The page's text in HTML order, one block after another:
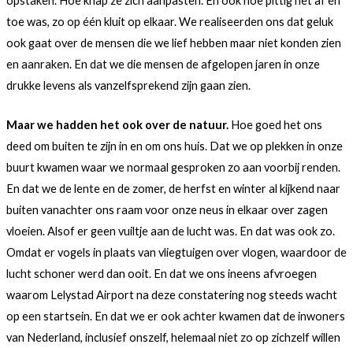
toe was, zo op één kluit op elkaar. We realiseerden ons dat geluk
ook gaat over de mensen die we lief hebben maar niet konden zien
en aanraken. En dat we die mensen de afgelopen jaren in onze
drukke levens als vanzelfsprekend zijn gaan zien.
Maar we hadden het ook over de natuur. Hoe goed het ons
deed om buiten te zijn in en om ons huis. Dat we op plekken in onze
buurt kwamen waar we normaal gesproken zo aan voorbij renden.
En dat we de lente en de zomer, de herfst en winter al kijkend naar
buiten vanachter ons raam voor onze neus in elkaar over zagen
vloeien. Alsof er geen vuiltje aan de lucht was. En dat was ook zo.
Omdat er vogels in plaats van vliegtuigen over vlogen, waardoor de
lucht schoner werd dan ooit. En dat we ons ineens afvroegen
waarom Lelystad Airport na deze constatering nog steeds wacht
op een startsein. En dat we er ook achter kwamen dat de inwoners
van Nederland, inclusief onszelf, helemaal niet zo op zichzelf willen